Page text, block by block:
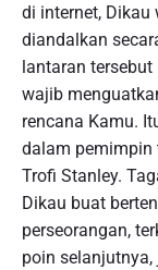
di internet,
diandalkan
lantaran
wajib
rencana Kamu.
dalam pemimpin
Trofi Stanley.
Dikau buat
perseorangan,
poin